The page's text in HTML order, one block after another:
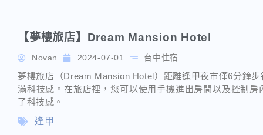
【夢樓旅店】Dream Mansion Hotel
Novan 2024-07-01 台中住宿
夢樓旅店（Dream Mansion Hotel）距離逢甲夜市僅6分鐘
滿科技感。在旅店裡，您可以使用手機進出房間以及控制
了科技感。
逢甲